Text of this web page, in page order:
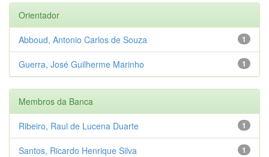
Orientador
1
Abboud, Antonio Carlos de Souza
1
Guerra, José Guilherme Marinho
Membros da Banca
1
Ribeiro, Raul de Lucena Duarte
1
Santos, Ricardo Henrique Silva